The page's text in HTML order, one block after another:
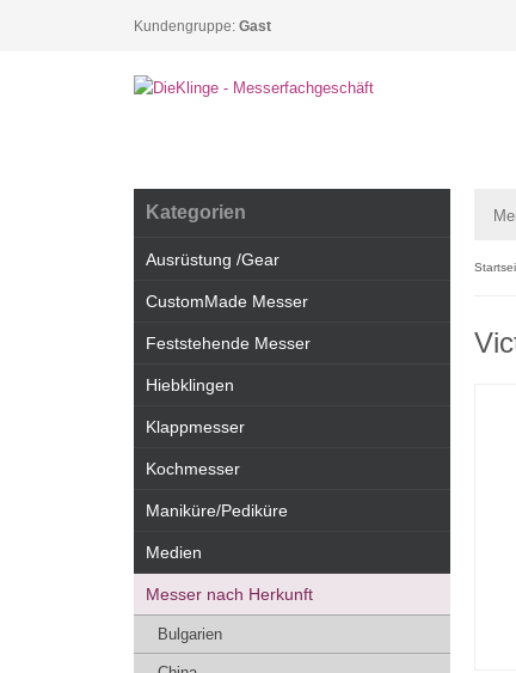
Kundengruppe: Gast
Kategorien
Ausrüstung /Gear
CustomMade Messer
Feststehende Messer
Hiebklingen
Klappmesser
Kochmesser
Maniküre/Pediküre
Medien
Messer nach Herkunft
Bulgarien